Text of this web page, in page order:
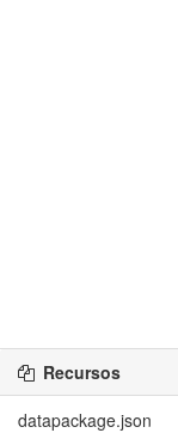
Recursos
datapackage.json